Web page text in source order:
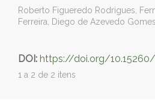
Roberto Figueredo Rodrigues,
Ferreira, Diego de Azevedo Gomes
DOI: https://doi.org/10.15260/
1 a 2 de 2 itens